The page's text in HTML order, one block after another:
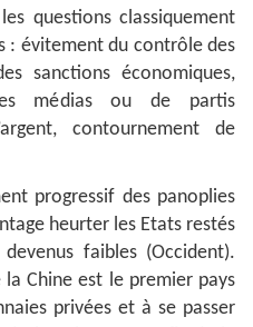
questions classiquement
: évitement du contrôle des
sanctions économiques,
médias ou de partis
contournement de
progressif des panoplies
heurter les Etats restés
faibles (Occident).
Chine est le premier pays
privées et à se passer